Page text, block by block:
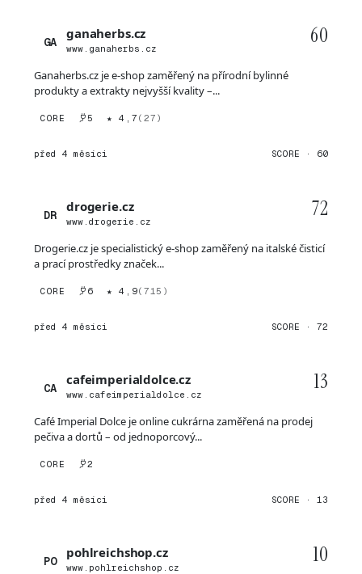
GA
ganaherbs.cz
www.ganaherbs.cz
60
Ganaherbs.cz je e-shop zaměřený na přírodní bylinné
produkty a extrakty nejvyšší kvality –...
CORE 5 ★ 4,7 (27)
před 4 měsíci SCORE · 60
DR
drogerie.cz
www.drogerie.cz
72
Drogerie.cz je specialistický e-shop zaměřený na italské čisticí
a prací prostředky značek...
CORE 6 ★ 4,9(715)
před 4 měsíci SCORE · 72
CA
cafeimperialdolce.cz
www.cafeimperialdolce.cz
13
Café Imperial Dolce je online cukrárna zaměřená na prodej
pečiva a dortů – od jednoporcový...
CORE 2
před 4 měsíci SCORE · 13
PO
pohlreichshop.cz
www.pohlreichshop.cz
10